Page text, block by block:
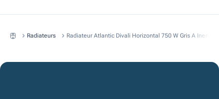
Radiateurs Radiateur Atlantic Divali Horizontal 750 W Gris A Inertie